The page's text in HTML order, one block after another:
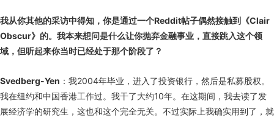
我从你其他的采访中得知，你是通过一个Reddit帖子偶然接触到《Clair
Obscur》的。我本来想问是什么让你抛弃金融事业，直接跳入这个领
域，但听起来你当时已经处于那个阶段了？
Svedberg-Yen ：我2004年毕业，进入了投资银行，然后是私募股权。
我在纽约和中国香港工作过。我干了大约10年。在这期间，我去读了发
展经济学的研究生，这也和这个完全无关。不过实际上我确实用到了，就